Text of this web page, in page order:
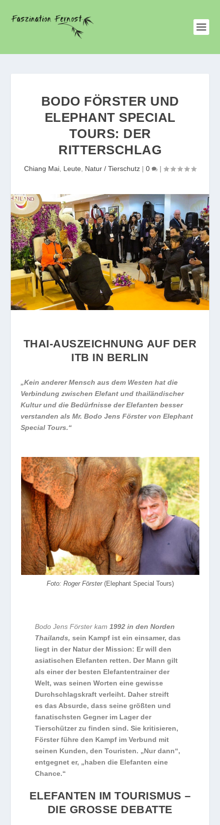
BODO FÖRSTER UND
ELEPHANT SPECIAL
TOURS: DER
RITTERSCHLAG
Chiang Mai Leute Natur / Tierschutz | 0 |
THAI-AUSZEICHNUNG AUF DER
ITB IN BERLIN
„Kein anderer Mensch aus dem Westen hat die
Verbindung zwischen Elefant und thailändischer
Kultur und die Bedürfnisse der Elefanten besser
verstanden als Mr. Bodo Jens Förster von Elephant
Special Tours.“
Foto: Roger Förster(Elephant Special Tours)
Bodo Jens Förster kam1992 in den Norden
Thailands, sein Kampf ist ein einsamer, das
liegt in der Natur der Mission: Er will den
asiatischen Elefanten retten. Der Mann gilt
als einer der besten Elefantentrainer der
Welt, was seinen Worten eine gewisse
Durchschlagskraft verleiht. Daher streift
es das Absurde, dass seine größten und
fanatischsten Gegner im Lager der
Tierschützer zu finden sind. Sie kritisieren,
Förster führe den Kampf im Verbund mit
seinen Kunden, den Touristen. „Nur dann“,
entgegnet er, „haben die Elefanten eine
Chance.“
ELEFANTEN IM TOURISMUS –
DIE GROSSE DEBATTE